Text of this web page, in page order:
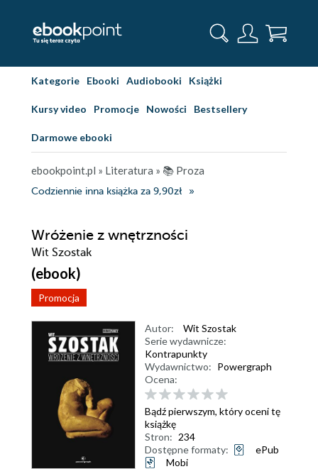
Kategorie Ebooki Audiobooki Książki
Kursy video Promocje Nowości Bestsellery
Darmowe ebooki
ebookpoint.pl » Literatura » 📚 Proza
Codziennie inna książka za 9,90zł
Wróżenie z wnętrzności
Wit Szostak
(ebook)
Promocja
Autor:
Wit Szostak
Serie wydawnicze:
Kontrapunkty
Wydawnictwo: Powergraph
Ocena:
Bądź pierwszym, który oceni tę
książkę
Stron: 234
Dostępne formaty:
ePub
Mobi